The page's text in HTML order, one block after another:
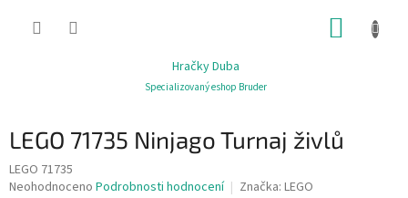
Hračky Duba
Specializovaný eshop Bruder
LEGO 71735 Ninjago Turnaj živlů
LEGO 71735
Průměrné
Neohodnoceno Podrobnosti hodnocení Značka: LEGO